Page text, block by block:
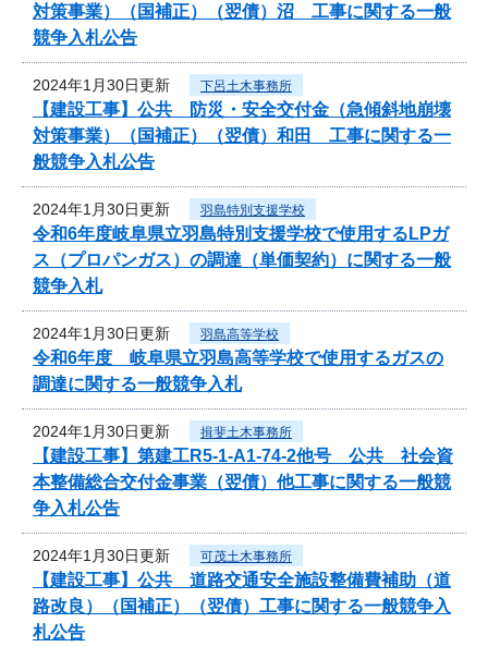
対策事業）（国補正）（翌債）沼 工事に関する一般
競争入札公告
2024年1月30日更新 下呂土木事務所
【建設工事】公共 防災・安全交付金（急傾斜地崩壊
対策事業）（国補正）（翌債）和田 工事に関する一
般競争入札公告
2024年1月30日更新 羽島特別支援学校
令和6年度岐阜県立羽島特別支援学校で使用するLPガ
ス（プロパンガス）の調達（単価契約）に関する一般
競争入札
2024年1月30日更新 羽島高等学校
令和6年度 岐阜県立羽島高等学校で使用するガスの
調達に関する一般競争入札
2024年1月30日更新 揖斐土木事務所
【建設工事】第建工R5-1-A1-74-2他号 公共 社会資
本整備総合交付金事業（翌債）他工事に関する一般競
争入札公告
2024年1月30日更新 可茂土木事務所
【建設工事】公共 道路交通安全施設整備費補助（道
路改良）（国補正）（翌債）工事に関する一般競争入
札公告